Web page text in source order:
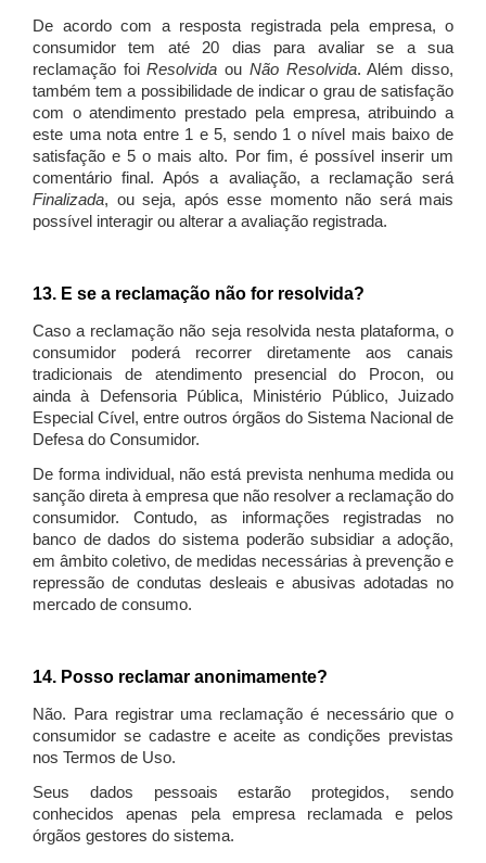
De acordo com a resposta registrada pela empresa, o
consumidor tem até 20 dias para avaliar se a sua
reclamação foiResolvida ou Não Resolvida. Além disso,
também tem a possibilidade de indicar o grau de satisfação
com o atendimento prestado pela empresa, atribuindo a
este uma nota entre 1 e 5, sendo 1 o nível mais baixo de
satisfação e 5 o mais alto. Por fim, é possível inserir um
comentário final. Após a avaliação, a reclamação será
Finalizada, ou seja, após esse momento não será mais
possível interagir ou alterar a avaliação registrada.
13. E se a reclamação não for resolvida?
Caso a reclamação não seja resolvida nesta plataforma, o
consumidor poderá recorrer diretamente aos canais
tradicionais de atendimento presencial do Procon, ou
ainda à Defensoria Pública, Ministério Público, Juizado
Especial Cível, entre outros órgãos do Sistema Nacional de
Defesa do Consumidor.
De forma individual, não está prevista nenhuma medida ou
sanção direta à empresa que não resolver a reclamação do
consumidor. Contudo, as informações registradas no
banco de dados do sistema poderão subsidiar a adoção,
em âmbito coletivo, de medidas necessárias à prevenção e
repressão de condutas desleais e abusivas adotadas no
mercado de consumo.
14. Posso reclamar anonimamente?
Não. Para registrar uma reclamação é necessário que o
consumidor se cadastre e aceite as condições previstas
nos Termos de Uso.
Seus dados pessoais estarão protegidos, sendo
conhecidos apenas pela empresa reclamada e pelos
órgãos gestores do sistema.